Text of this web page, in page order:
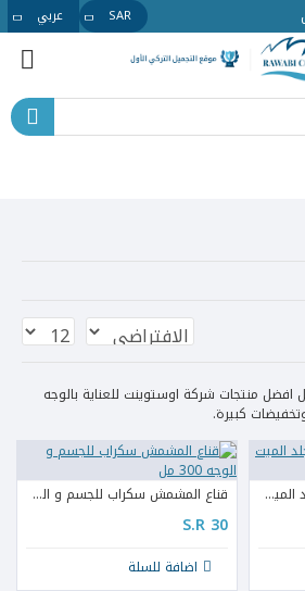
SAR عربي
منتجات شركة اوستوينت للعناية بالوجه
كبيرة.
جل تجديد الجلد وتقشير الجلد الميت 170 مل قناع المشمش سكراب للجسم و الوجه 300 مل
S.R 30
اضافة للسلة